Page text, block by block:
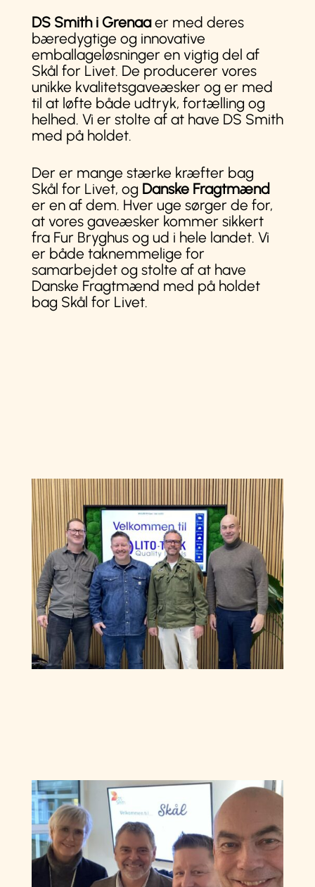
DS Smith i Grenaaer med deres
bæredygtige og innovative
emballageløsninger en vigtig del af
Skål for Livet. De producerer vores
unikke kvalitetsgaveæsker og er med
til at løfte både udtryk, fortælling og
helhed. Vi er stolte af at have DS Smith
med på holdet.
Der er mange stærke kræfter bag
Skål for Livet, og Danske Fragtmænd
er en af dem. Hver uge sørger de for,
at vores gaveæsker kommer sikkert
fra Fur Bryghus og ud i hele landet. Vi
er både taknemmelige for
samarbejdet og stolte af at have
Danske Fragtmænd med på holdet
bag Skål for Livet.